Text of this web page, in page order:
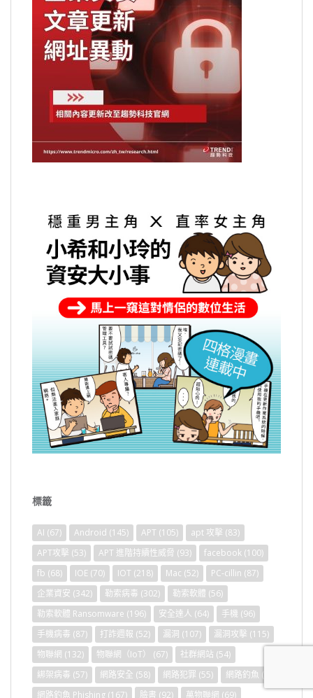
標籤
AI (67) Android (145) APT (105) apt 攻擊 (83)
APT攻擊 (53) APT 進階持續性威脅 (93) facebook (100)
fb (68) IOE (70) IOT (218) Mac (52) PC-cillin (87)
企業資安 (342) 勒索病毒 (302) 勒索軟體 (56)
勒索軟體 Ransomware (196) 安全達人 (64) 手機 (96)
手機病毒 (87) 打詐週報 (52) 漏洞 (107) 漏洞攻擊 (115)
物聯網 (132) 物聯網（IoT） (67) 社群網站 (54)
綁架病毒 (57) 網路安全 (58) 網路犯罪 (55) 網路釣魚 (69)
網路釣魚 Phishing (167) 臉書 (92) 萬物聯網 (69)